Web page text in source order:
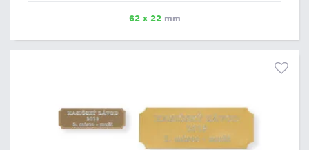
prvním kroku objednávky.62 x 22mm